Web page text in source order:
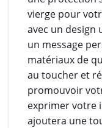
vierge pour
avec un design
un message
matériaux de
au toucher et
promouvoir
exprimer votre
ajoutera une